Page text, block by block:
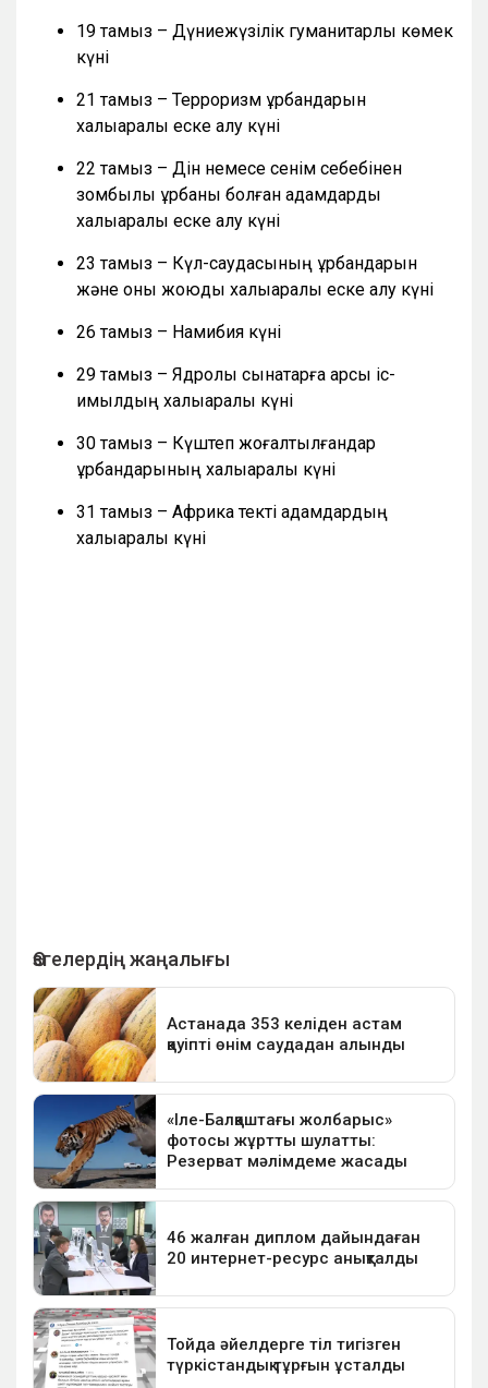
19 тамыз – Дүниежүзілік гуманитарлық көмек
күні
21 тамыз – Терроризм құрбандарын
халықаралық еске алу күні
22 тамыз – Дін немесе сенім себебінен
зомбылық құрбаны болған адамдарды
халықаралық еске алу күні
23 тамыз – Күл-саудасының құрбандарын
және оны жоюды халықаралық еске алу күні
26 тамыз – Намибия күні
29 тамыз – Ядролық сынақтарға қарсы іс-
қимылдың халықаралық күні
30 тамыз – Күштеп жоғалтылғандар
құрбандарының халықаралық күні
31 тамыз – Африка текті адамдардың
халықаралық күні